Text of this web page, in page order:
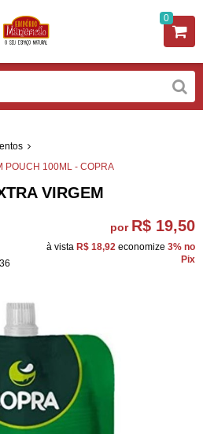
0
POUCH 100ML - COPRA
VIRGEM
por R$ 19,50
à vista R$ 18,92 economize 3% no
Pix